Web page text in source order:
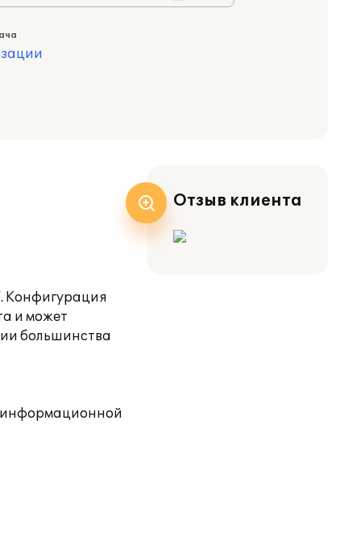
Конфигурация
и может
большинства
информационной
Отзыв клиента